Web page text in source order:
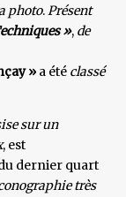
photo.Présent
», de
​» a été classé
sur un
, est
dernier quart
très